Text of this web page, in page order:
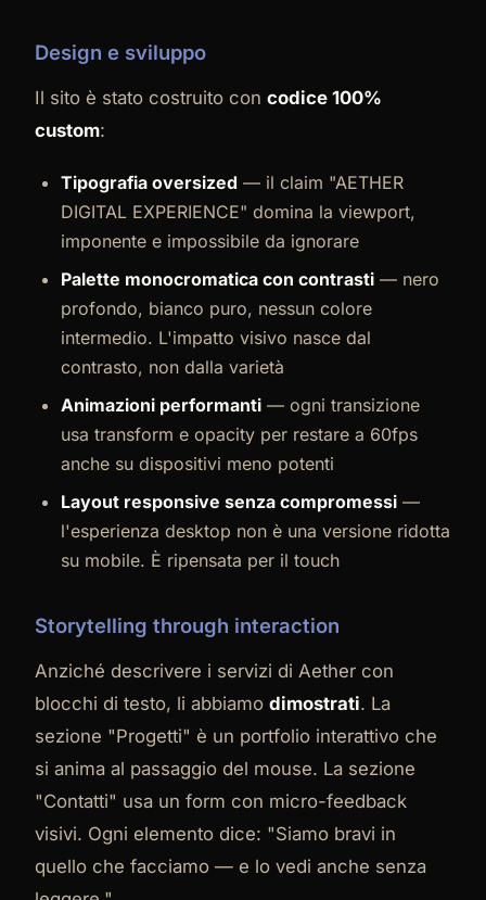
Design e sviluppo
Il sito è stato costruito con codice 100%
custom:
Tipografia oversized — il claim "AETHER
DIGITAL EXPERIENCE" domina la viewport,
imponente e impossibile da ignorare
Palette monocromatica con contrasti — nero
profondo, bianco puro, nessun colore
intermedio. L'impatto visivo nasce dal
contrasto, non dalla varietà
Animazioni performanti — ogni transizione
usa transform e opacity per restare a 60fps
anche su dispositivi meno potenti
Layout responsive senza compromessi —
l'esperienza desktop non è una versione ridotta
su mobile. È ripensata per il touch
Storytelling through interaction
Anziché descrivere i servizi di Aether con
blocchi di testo, li abbiamo dimostrati. La
sezione "Progetti" è un portfolio interattivo che
si anima al passaggio del mouse. La sezione
"Contatti" usa un form con micro-feedback
visivi. Ogni elemento dice: "Siamo bravi in
quello che facciamo — e lo vedi anche senza